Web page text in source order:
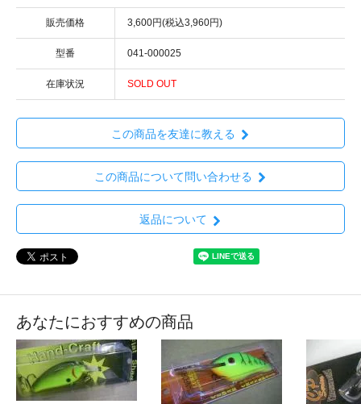
販売価格 3,600円(税込3,960円)
型番 041-000025
在庫状況 SOLD OUT
この商品を友達に教える
この商品について問い合わせる
返品について
あなたにおすすめの商品